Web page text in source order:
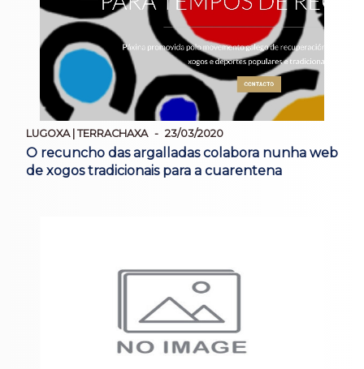
LUGOXA | TERRACHAXA 23/03/2020
O recuncho das argalladas colabora nunha web
de xogos tradicionais para a cuarentena